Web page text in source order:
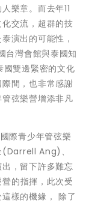
樂章。而去年11
交流，超群的技
演出的可能性，
台灣會館與泰國知
雙邊緊密的文化
間，也非常感謝
弦樂營增添非凡
際青少年管弦樂
(Darrell Ang)、
，留下許多難忘
的指揮，此次受
樣的機緣， 除了